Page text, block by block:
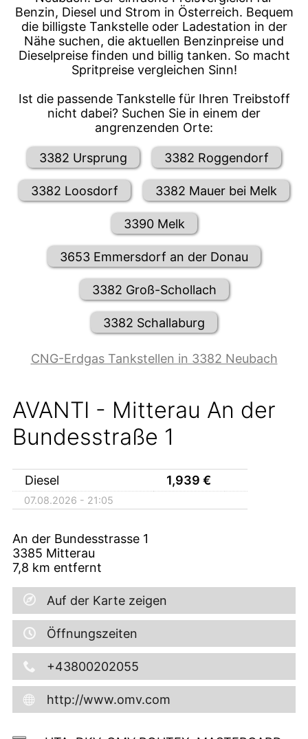
Benzin, Diesel und Strom in Österreich. Bequem
die billigste Tankstelle oder Ladestation in der
Nähe suchen, die aktuellen Benzinpreise und
Dieselpreise finden und billig tanken. So macht
Spritpreise vergleichen Sinn!
Ist die passende Tankstelle für Ihren Treibstoff
nicht dabei? Suchen Sie in einem der
angrenzenden Orte:
3382 Ursprung 3382 Roggendorf
3382 Loosdorf 3382 Mauer bei Melk
3390 Melk
3653 Emmersdorf an der Donau
3382 Groß-Schollach
3382 Schallaburg
CNG-Erdgas Tankstellen in 3382 Neubach
AVANTI - Mitterau An der
Bundesstraße 1
Diesel 1,939 €
07.08.2026 - 21:05
An der Bundesstrasse 1
3385 Mitterau
7,8 km entfernt
Auf der Karte zeigen
Öffnungszeiten
+43800202055
http://www.omv.com